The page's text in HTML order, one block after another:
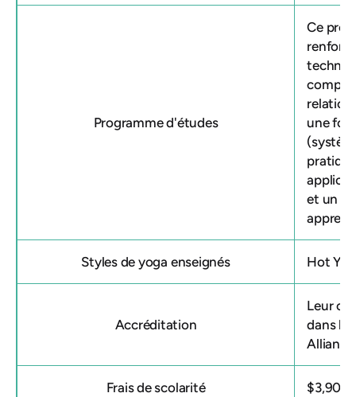
Programme d'études
Ce
une
et un
Styles de yoga enseignés Hot
Accréditation
Leur
dans le
Frais de scolarité $3,900